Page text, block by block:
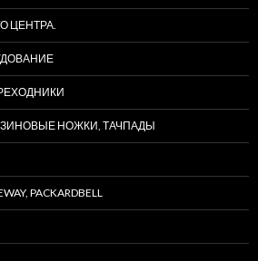
ЦЕНТРА.
НОЖКИ, ТАЧПАДЫ
PACKARDBELL